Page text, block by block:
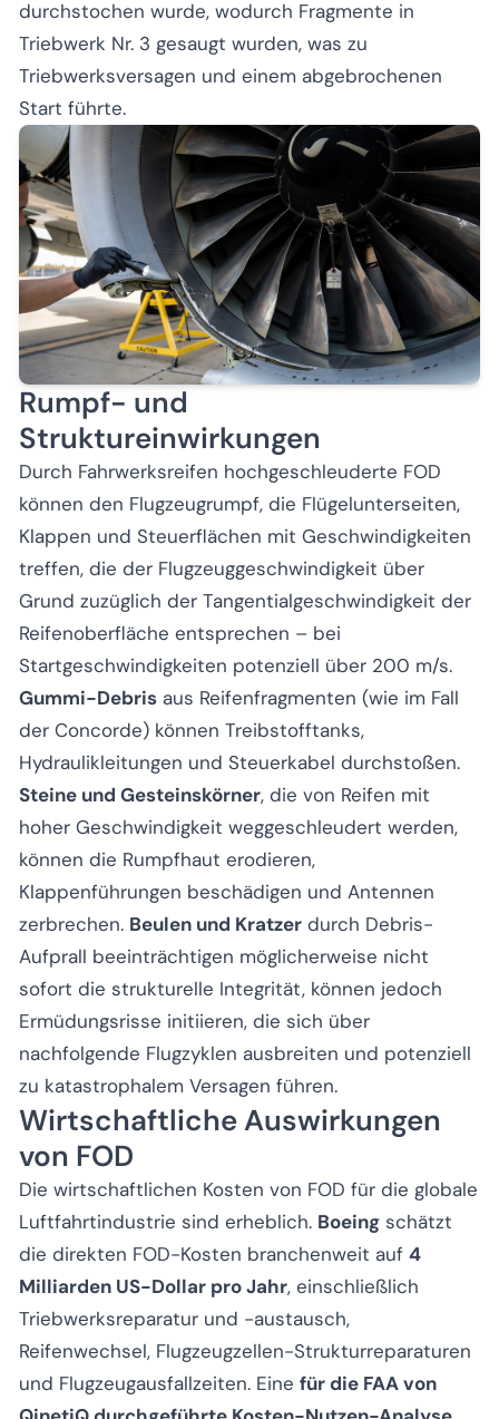
durchstochen wurde, wodurch Fragmente in
Triebwerk Nr. 3 gesaugt wurden, was zu
Triebwerksversagen und einem abgebrochenen
Start führte.
Rumpf- und
Struktureinwirkungen
Durch Fahrwerksreifen hochgeschleuderte FOD
können den Flugzeugrumpf, die Flügelunterseiten,
Klappen und Steuerflächen mit Geschwindigkeiten
treffen, die der Flugzeuggeschwindigkeit über
Grund zuzüglich der Tangentialgeschwindigkeit der
Reifenoberfläche entsprechen – bei
Startgeschwindigkeiten potenziell über 200 m/s.
Gummi-Debris aus Reifenfragmenten (wie im Fall
der Concorde) können Treibstofftanks,
Hydraulikleitungen und Steuerkabel durchstoßen.
Steine und Gesteinskörner, die von Reifen mit
hoher Geschwindigkeit weggeschleudert werden,
können die Rumpfhaut erodieren,
Klappenführungen beschädigen und Antennen
zerbrechen. Beulen und Kratzer durch Debris-
Aufprall beeinträchtigen möglicherweise nicht
sofort die strukturelle Integrität, können jedoch
Ermüdungsrisse initiieren, die sich über
nachfolgende Flugzyklen ausbreiten und potenziell
zu katastrophalem Versagen führen.
Wirtschaftliche Auswirkungen
von FOD
Die wirtschaftlichen Kosten von FOD für die globale
Luftfahrtindustrie sind erheblich. Boeing schätzt
die direkten FOD-Kosten branchenweit auf 4
Milliarden US-Dollar pro Jahr, einschließlich
Triebwerksreparatur und -austausch,
Reifenwechsel, Flugzeugzellen-Strukturreparaturen
und Flugzeugausfallzeiten. Eine für die FAA von